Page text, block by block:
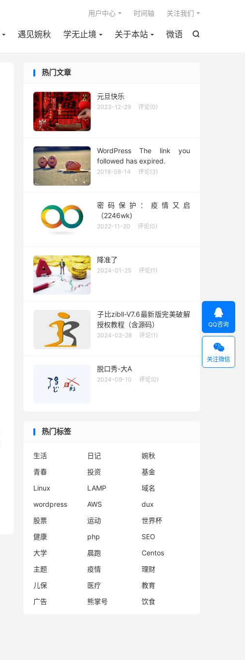

遇见婉秋 学无止境 关于本站 微语
用户中心 时间轴 关注我们
热门文章
元旦快乐
2023-12-29 评论(0)
WordPress The link you
followed has expired.
2018-08-14 评论(3)
密码保护：疫情又启
（2246wk)
2022-11-20 评论(0)
降准了
2024-01-25 评论(1)
子比zibll-V7.6最新版完美破解
授权教程（含源码）
2024-02-28 评论(1)
脱口秀-大A
2024-09-10 评论(0)
热门标签
生活 日记
婉秋
青春
投资
基金
Linux
LAMP
域名
wordpress
AWS
dux
股票
运动
世界杯
健康
php
SEO
大学
晨跑
Centos
主题
疫情
理财
儿保
医疗
教育
广告
熊掌号 饮食

QQ咨询

关注微信